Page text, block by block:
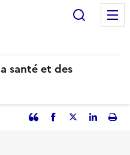
santé et des
PartagerFacebook
Partager
Partager